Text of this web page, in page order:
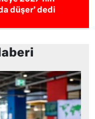
düşer’ dedi